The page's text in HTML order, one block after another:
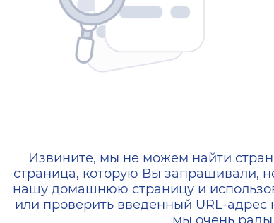
Извините, мы не можем найти
страница, которую Вы запрашивали,
нашу домашнюю страницу и
или проверить введенный URL-